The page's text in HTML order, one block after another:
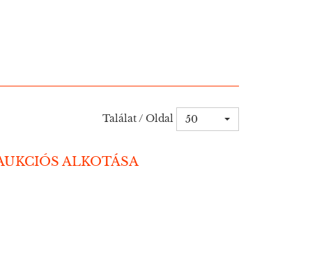
Találat / Oldal 50
ALKOTÁSA